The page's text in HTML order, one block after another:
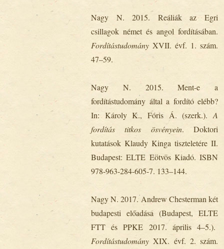
Nagy N. 2015. Reáliák az Egri
csillagok német és angol fordításában.
Fordítástudomány XVII. évf. 1. szám.
47–59.
Nagy N. 2015. Ment-e a
fordítástudomány által a fordító elébb?
In: Károly K., Fóris Á. (szerk.). A
fordítás titkos ösvényein. Doktori
kutatások Klaudy Kinga tiszteletére II.
Budapest: ELTE Eötvös Kiadó. ISBN
978-963-284-605-7. 133–144.
Nagy N. 2017. Andrew Chesterman két
budapesti előadása (Budapest, ELTE
FTT és PPKE 2017. április 4–5.).
Fordítástudomány XIX. évf. 2. szám.